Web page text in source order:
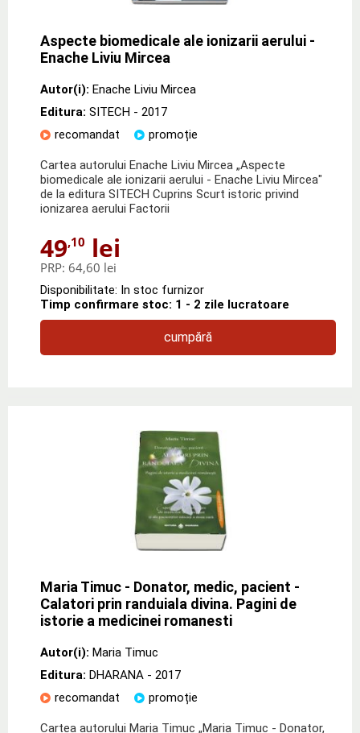
Aspecte biomedicale ale ionizarii aerului -
Enache Liviu Mircea
Autor(i): Enache Liviu Mircea
Editura: SITECH - 2017
recomandat
promoție
Cartea autorului Enache Liviu Mircea „Aspecte
biomedicale ale ionizarii aerului - Enache Liviu Mircea"
de la editura SITECH Cuprins Scurt istoric privind
ionizarea aerului Factorii
49,10 lei
PRP: 64,60 lei
Disponibilitate: In stoc furnizor
Timp confirmare stoc: 1 - 2 zile lucratoare
cumpără
Maria Timuc - Donator, medic, pacient -
Calatori prin randuiala divina. Pagini de
istorie a medicinei romanesti
Autor(i): Maria Timuc
Editura: DHARANA - 2017
recomandat
promoție
Cartea autorului Maria Timuc „Maria Timuc - Donator,